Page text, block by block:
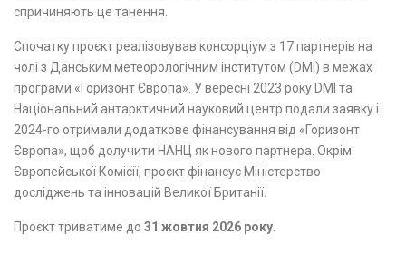
спричиняють це танення.
Спочатку проєкт реалізовував консорціум з 17 партнерів на
чолі з Данським метеорологічним інститутом (DMI) в межах
програми «Горизонт Європа». У вересні 2023 року DMI та
Національний антарктичний науковий центр подали заявку і
2024-го отримали додаткове фінансування від «Горизонт
Європа», щоб долучити НАНЦ як нового партнера. Окрім
Європейської Комісії, проєкт фінансує Міністерство
досліджень та інновацій Великої Британії.
Проєкт триватиме до 31 жовтня 2026 року